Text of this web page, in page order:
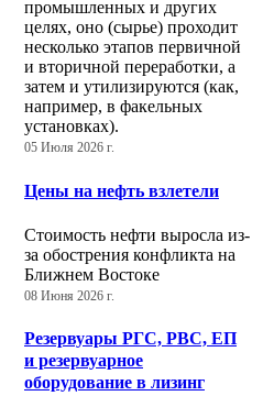
промышленных и других
целях, оно (сырье) проходит
несколько этапов первичной
и вторичной переработки, а
затем и утилизируются (как,
например, в факельных
установках).
05 Июля 2026 г.
Цены на нефть взлетели
Стоимость нефти выросла из-
за обострения конфликта на
Ближнем Востоке
08 Июня 2026 г.
Резервуары РГС, РВС, ЕП
и резервуарное
оборудование в лизинг